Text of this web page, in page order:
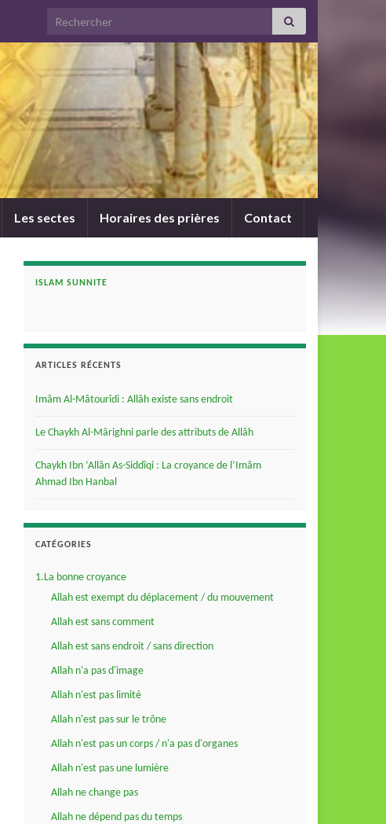
Search for:
Les sectes Horaires des prières Contact
ISLAM SUNNITE
ARTICLES RÉCENTS
Imâm Al-Mâtourîdi : Allâh existe sans endroit
Le Chaykh Al-Mârighni parle des attributs de Allâh
Chaykh Ibn ‘Allân As-Siddîqi : La croyance de l’Imâm
Ahmad Ibn Hanbal
CATÉGORIES
1.La bonne croyance
Allah est exempt du déplacement / du mouvement
Allah est sans comment
Allah est sans endroit / sans direction
Allah n'a pas d'image
Allah n'est pas limité
Allah n'est pas sur le trône
Allah n'est pas un corps / n'a pas d'organes
Allah n'est pas une lumière
Allah ne change pas
Allah ne dépend pas du temps